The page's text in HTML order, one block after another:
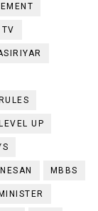
UP
MBBS